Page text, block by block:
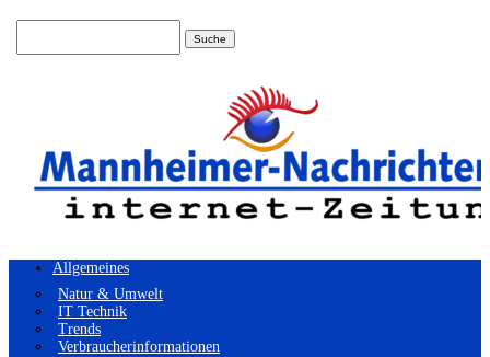
Allgemeines
Natur & Umwelt
IT Technik
Trends
Verbraucherinformationen